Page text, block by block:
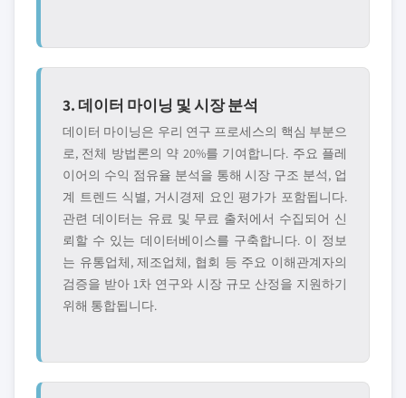
3. 데이터 마이닝 및 시장 분석
데이터 마이닝은 우리 연구 프로세스의 핵심 부분으
로, 전체 방법론의 약 20%를 기여합니다. 주요 플레
이어의 수익 점유율 분석을 통해 시장 구조 분석, 업
계 트렌드 식별, 거시경제 요인 평가가 포함됩니다.
관련 데이터는 유료 및 무료 출처에서 수집되어 신
뢰할 수 있는 데이터베이스를 구축합니다. 이 정보
는 유통업체, 제조업체, 협회 등 주요 이해관계자의
검증을 받아 1차 연구와 시장 규모 산정을 지원하기
위해 통합됩니다.